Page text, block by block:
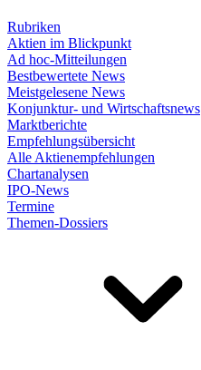
Rubriken
Aktien im Blickpunkt
Ad hoc-Mitteilungen
Bestbewertete News
Meistgelesene News
Konjunktur- und Wirtschaftsnews
Marktberichte
Empfehlungsübersicht
Alle Aktienempfehlungen
Chartanalysen
IPO-News
Termine
Themen-Dossiers